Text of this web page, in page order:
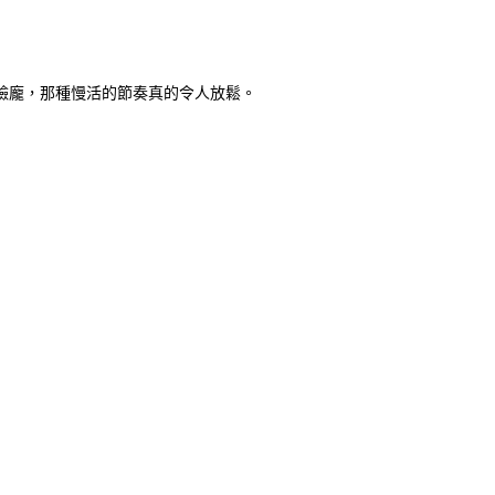
，那種慢活的節奏真的令人放鬆。